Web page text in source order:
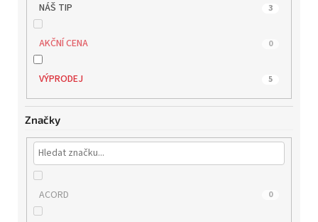
NÁŠ TIP 3
AKČNÍ CENA 0
VÝPRODEJ 5
Značky
ACORD 0